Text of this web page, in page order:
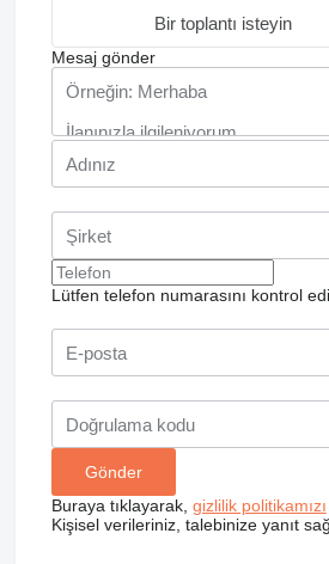
Bir toplantı isteyin
Mesaj gönder
Lütfen telefon numarasını kontrol
Buraya tıklayarak, gizlilik politikamızı
Kişisel verileriniz, talebinize yanıt